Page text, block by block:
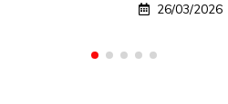
26/03/2026